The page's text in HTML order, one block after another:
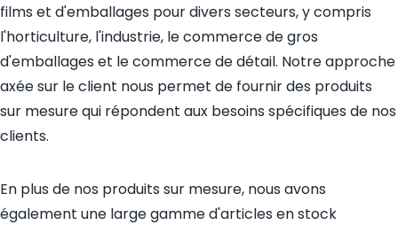
films et d'emballages pour divers secteurs, y compris
l'horticulture, l'industrie, le commerce de gros
d'emballages et le commerce de détail. Notre approche
axée sur le client nous permet de fournir des produits
sur mesure qui répondent aux besoins spécifiques de nos
clients.
En plus de nos produits sur mesure, nous avons
également une large gamme d'articles en stock